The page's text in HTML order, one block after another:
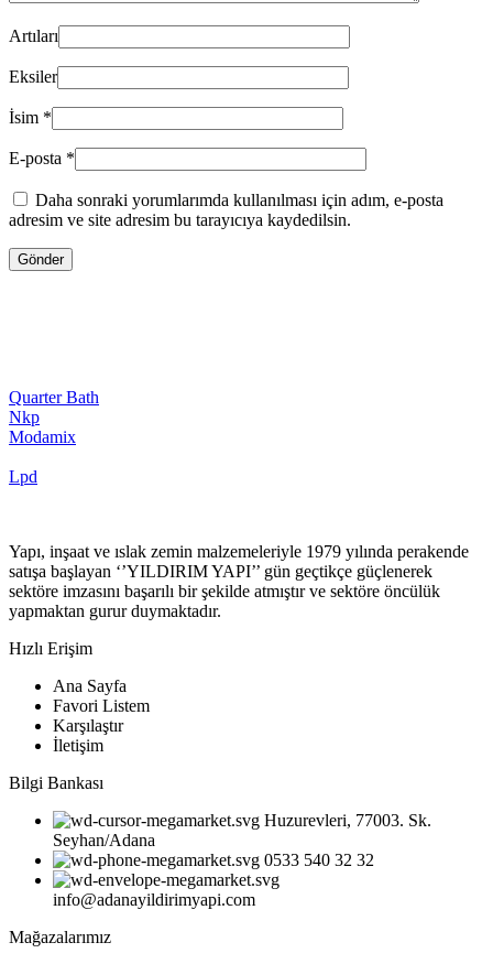
Artıları
Eksiler
İsim *
E-posta *
Daha sonraki yorumlarımda kullanılması için adım, e-posta
adresim ve site adresim bu tarayıcıya kaydedilsin.
Quarter Bath
Nkp
Modamix
Lpd
Yapı, inşaat ve ıslak zemin malzemeleriyle 1979 yılında perakende
satışa başlayan ‘’YILDIRIM YAPI’’ gün geçtikçe güçlenerek
sektöre imzasını başarılı bir şekilde atmıştır ve sektöre öncülük
yapmaktan gurur duymaktadır.
Hızlı Erişim
Ana Sayfa
Favori Listem
Karşılaştır
İletişim
Bilgi Bankası
Huzurevleri, 77003. Sk.
Seyhan/Adana
0533 540 32 32
info@adanayildirimyapi.com
Mağazalarımız